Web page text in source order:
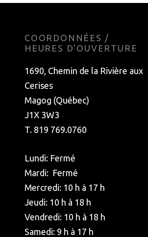
COORDONNÉES /
HEURES D’OUVERTURE
1690, Chemin de la Rivière aux
Cerises
Magog (Québec)
J1X 3W3
T. 819 769.0760
Lundi: Fermé
Mardi: Fermé
Mercredi: 10 h à 17 h
Jeudi: 10 h à 18 h
Vendredi: 10 h à 18 h
Samedi: 9 h à 17 h